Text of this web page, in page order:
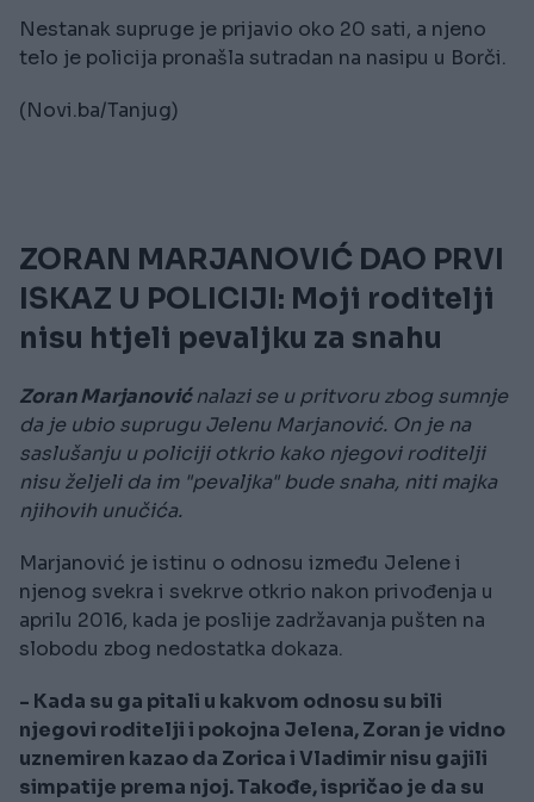
Nestanak supruge je prijavio oko 20 sati, a njeno
telo je policija pronašla sutradan na nasipu u Borči.
(Novi.ba/Tanjug)
ZORAN MARJANOVIĆ DAO PRVI
ISKAZ U POLICIJI: Moji roditelji
nisu htjeli pevaljku za snahu
Zoran Marjanovićnalazi se u pritvoru zbog sumnje
da je ubio suprugu Jelenu Marjanović. On je na
saslušanju u policiji otkrio kako njegovi roditelji
nisu željeli da im "pevaljka" bude snaha, niti majka
njihovih unučića.
Marjanović je istinu o odnosu između Jelene i
njenog svekra i svekrve otkrio nakon privođenja u
aprilu 2016, kada je poslije zadržavanja pušten na
slobodu zbog nedostatka dokaza.
- Kada su ga pitali u kakvom odnosu su bili
njegovi roditelji i pokojna Jelena, Zoran je vidno
uznemiren kazao da Zorica i Vladimir nisu gajili
simpatije prema njoj. Takođe, ispričao je da su